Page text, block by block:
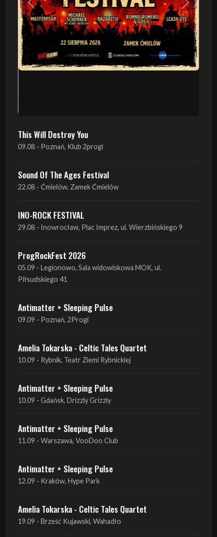
This Will Destroy You
09.08 - Poznań, Klub 2progi
Sound Of The Ages Festival
22.08 - Ćmielów, Zamek Ćmielów
INO-ROCK FESTIVAL
29.08 - Inowrocław, Plac Imprez, ul. Wierzbińskiego 9
ProgRockFest 2026
Antimatter + Sleeping Pulse
09.09 - Poznań, 2Progi
Amelia Tokarska - Celtic Tales Quartet
10.09 - Rybnik, Teatr Ziemi Rybnickiej
Antimatter + Sleeping Pulse
Antimatter + Sleeping Pulse
11.09 - Warszawa, VooDoo Club
Antimatter + Sleeping Pulse
12.09 - Kraków, Hype Park
Amelia Tokarska - Celtic Tales Quartet
19.09 - Brześć Kujawski, Wahadło
Liquid Shadows
19.09 - Kościan, Kościańskim Ośrodku Kultury